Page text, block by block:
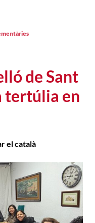
de Sant
tertúlia en
el català